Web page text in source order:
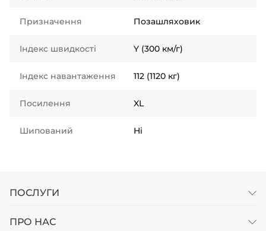
Призначення Позашляховик
Індекс швидкості Y (300 км/г)
Індекс навантаження 112 (1120 кг)
Посилення XL
Шипований Ні
ПОСЛУГИ
ПРО НАС